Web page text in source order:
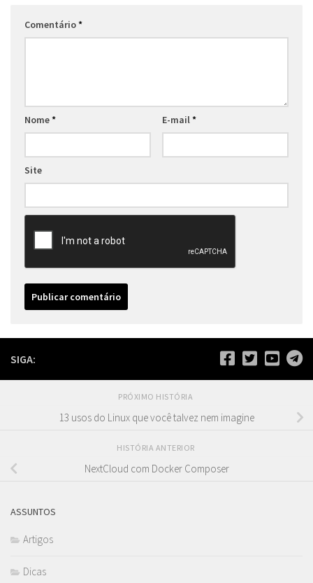
Comentário*
Nome* E-mail*
Site
SIGA:
PRÓXIMO HISTÓRIA
13 usos do Linux que você talvez nem imagine
HISTÓRIA ANTERIOR
NextCloud com Docker Composer
ASSUNTOS
Artigos
Dicas